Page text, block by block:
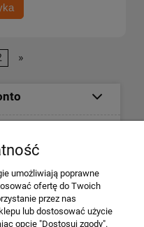
»
firmie
umożliwiają poprawne
ofertę do Twoich
przez nas
lub dostosować użycie
opcję "Dostosuj zgody".